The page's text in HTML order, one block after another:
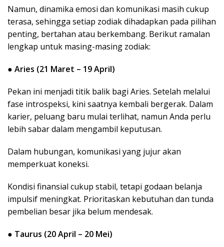
Namun, dinamika emosi dan komunikasi masih cukup
terasa, sehingga setiap zodiak dihadapkan pada pilihan
penting, bertahan atau berkembang. Berikut ramalan
lengkap untuk masing-masing zodiak:
● Aries (21 Maret – 19 April)
Pekan ini menjadi titik balik bagi Aries. Setelah melalui
fase introspeksi, kini saatnya kembali bergerak. Dalam
karier, peluang baru mulai terlihat, namun Anda perlu
lebih sabar dalam mengambil keputusan.
Dalam hubungan, komunikasi yang jujur akan
memperkuat koneksi.
Kondisi finansial cukup stabil, tetapi godaan belanja
impulsif meningkat. Prioritaskan kebutuhan dan tunda
pembelian besar jika belum mendesak.
● Taurus (20 April – 20 Mei)